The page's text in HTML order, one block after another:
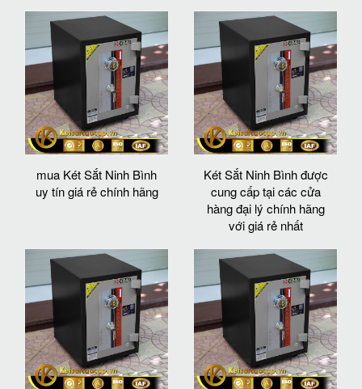
mua Két Sắt Ninh Bình
uy tín giá rẻ chính hãng
Két Sắt Ninh Bình được
cung cấp tại các cửa
hàng đại lý chính hãng
với giá rẻ nhất